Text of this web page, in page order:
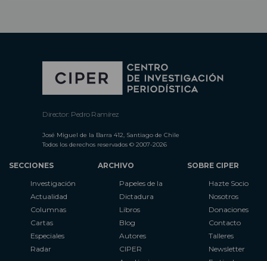
Director: Pedro Ramírez
José Miguel de la Barra 412, Santiago de Chile
Todos los derechos reservados © 2007-2026
SECCIONES
Investigación
Actualidad
Columnas
Cartas
Especiales
Radar
ARCHIVO
Papeles de la
Dictadura
Libros
Blog
Autores
CIPER
SOBRE CIPER
Hazte Socio
Nosotros
Donaciones
Contacto
Talleres
Newsletter